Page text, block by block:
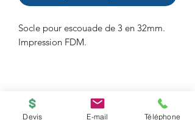
Socle pour escouade de 3 en 32mm.
Impression FDM.
Devis E-mail Téléphone